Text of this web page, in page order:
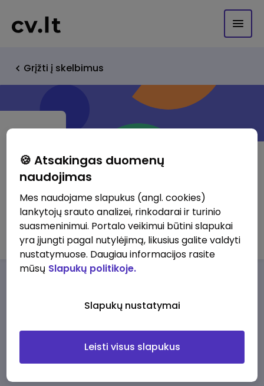
Grįžti į skelbimus
Viešoji įstaiga Tarptautinis
maratonas
http://www.vilniausmaratonas.lt
Daugiau darbo pasiūlymų jums!
🍪 Atsakingas duomenų
naudojimas
Mes naudojame slapukus (angl. cookies)
lankytojų srauto analizei, rinkodarai ir turinio
suasmeninimui. Portalo veikimui būtini slapukai
yra įjungti pagal nutylėjimą, likusius galite valdyti
nustatymuose. Daugiau informacijos rasite
mūsų Slapukų politikoje.
Slapukų nustatymai
Leisti visus slapukus